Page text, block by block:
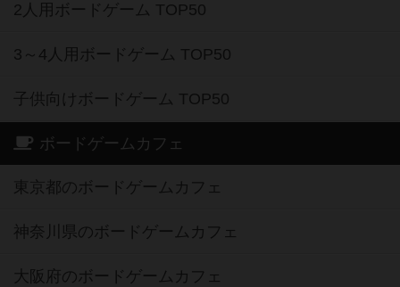
2人用ボードゲーム TOP50
3～4人用ボードゲーム TOP50
子供向けボードゲーム TOP50
ボードゲームカフェ
東京都のボードゲームカフェ
神奈川県のボードゲームカフェ
大阪府のボードゲームカフェ